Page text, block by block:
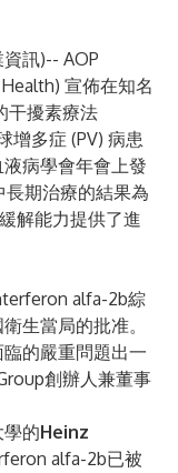
訊)-- AOP
宣佈在知名
干擾素療法
增多症 (PV) 病患
病學會年會上發
期治療的結果為
解能力提供了進
alfa-2b綜
生當局的批准。
的嚴重問題出一
創辦人兼董事
的Heinz
alfa-2b已被